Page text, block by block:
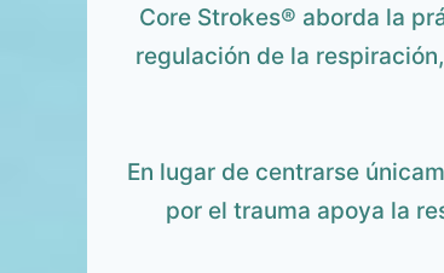
Core Strokes® aborda la
regulación de la
En lugar de centrarse
por el trauma apoya la